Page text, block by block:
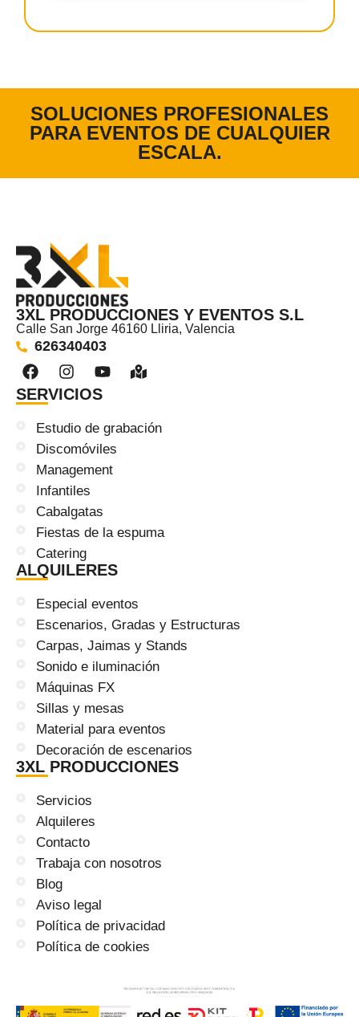
SOLUCIONES PROFESIONALES
PARA EVENTOS DE CUALQUIER
ESCALA.
3XL PRODUCCIONES Y EVENTOS S.L
Calle San Jorge 46160 Lliria, Valencia
626340403
SERVICIOS
Estudio de grabación
Discomóviles
Management
Infantiles
Cabalgatas
Fiestas de la espuma
Catering
ALQUILERES
Especial eventos
Escenarios, Gradas y Estructuras
Carpas, Jaimas y Stands
Sonido e iluminación
Máquinas FX
Sillas y mesas
Material para eventos
Decoración de escenarios
3XL PRODUCCIONES
Servicios
Alquileres
Contacto
Trabaja con nosotros
Blog
Aviso legal
Política de privacidad
Política de cookies